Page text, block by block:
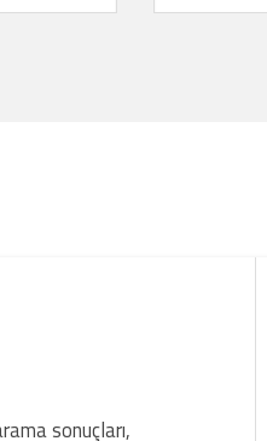
sonuçları,